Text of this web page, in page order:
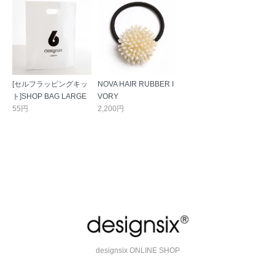
[セルフラッピングキッ
ト]SHOP BAG LARGE
55円
NOVA HAIR RUBBER I
VORY
2,200円
designsix ONLINE SHOP